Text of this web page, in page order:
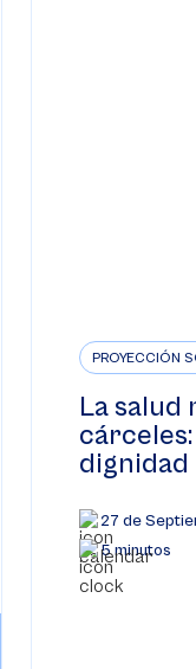
PROYECCIÓN
La salud
dignidad
27 de
5 minutos